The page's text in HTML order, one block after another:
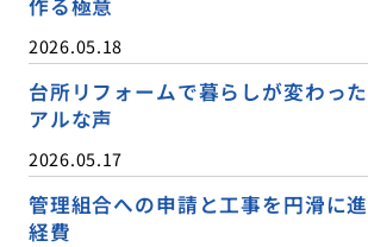
2026.05.18
台所リフォームで暮らしが変わっ
アルな声
2026.05.17
管理組合への申請と工事を円滑に
経費